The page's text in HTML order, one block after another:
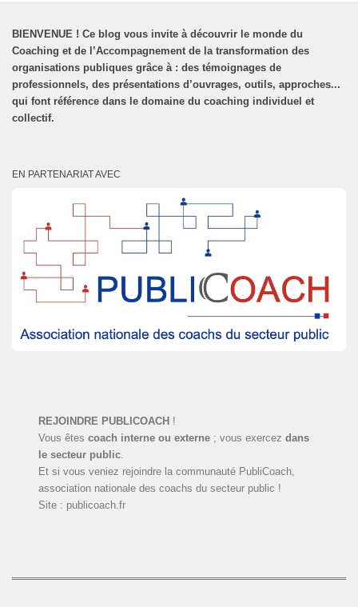
BIENVENUE ! Ce blog vous invite à découvrir le monde du
Coaching et de l’Accompagnement de la transformation des
organisations publiques grâce à : des témoignages de
professionnels, des présentations d’ouvrages, outils, approches...
qui font référence dans le domaine du coaching individuel et
collectif.
EN PARTENARIAT AVEC
REJOINDRE PUBLICOACH !
Vous êtescoach interne ou externe ; vous exercezdans
le secteur public.
Et si vous veniez rejoindre la communauté PubliCoach,
association nationale des coachs du secteur public !
Site : publicoach.fr